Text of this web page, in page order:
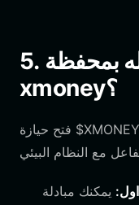
5. ما الذي يمكنك فعله بمحفظة
xmoney؟
فتح حيازة $XMONEY في محفظة آمنة مجموعة متنوعة من
يمكنك مبادلة $XMONEY الخاص بك برموز